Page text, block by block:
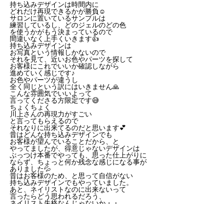
持ち込みデザインは時間内に
どれだけ再現できるかが勝負☺️
サロンに置いているサンプルは
練習しているし、どのジェルのどの色
を使うかがもう決まっているので
間違いなく上手くいきます👍
持ち込みデザインは
お写真という情報しかないので
それを見て、近いお色やパーツを探して
お客様にこれでいいか確認しながら
進めていく感じです♪
お色やパーツが違うし
全く同じという訳にはいきません🙏
こんな雰囲気でいいよって
言ってくださる方限定です😅
ちょくちょく
川上さんの再現力がすごい
と言ってもらえるので
それなりに出来てるのだと思います💕
昔はどんな持ち込みデザインでも
お客様が望んでいることだから、と
やってましたが、得意じゃないデザインは
ぶっつけ本番でやっても、思った仕上がりに
ならず、ちょっと何か残念な感じになる事が
ありました💦
昔はお客様のため、と思って自信がない
持ち込みデザインでもやっていました。
あと、ネイリストなのに出来ないって
言ったらどう思われるだろう、